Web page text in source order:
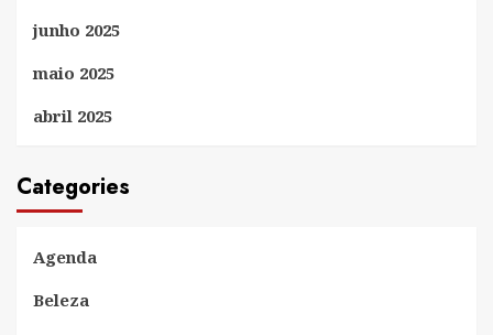
junho 2025
maio 2025
abril 2025
Categories
Agenda
Beleza